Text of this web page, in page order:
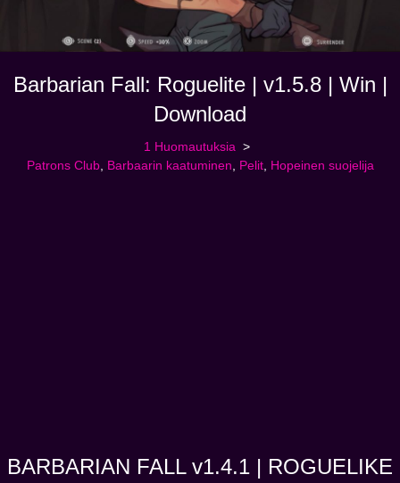
Barbarian Fall: Roguelite | v1.5.8 | Win |
Download
1 Huomautuksia
Patrons Club, Barbaarin kaatuminen Pelit, Hopeinen suojelija
BARBARIAN FALL v1.4.1 | ROGUELIKE